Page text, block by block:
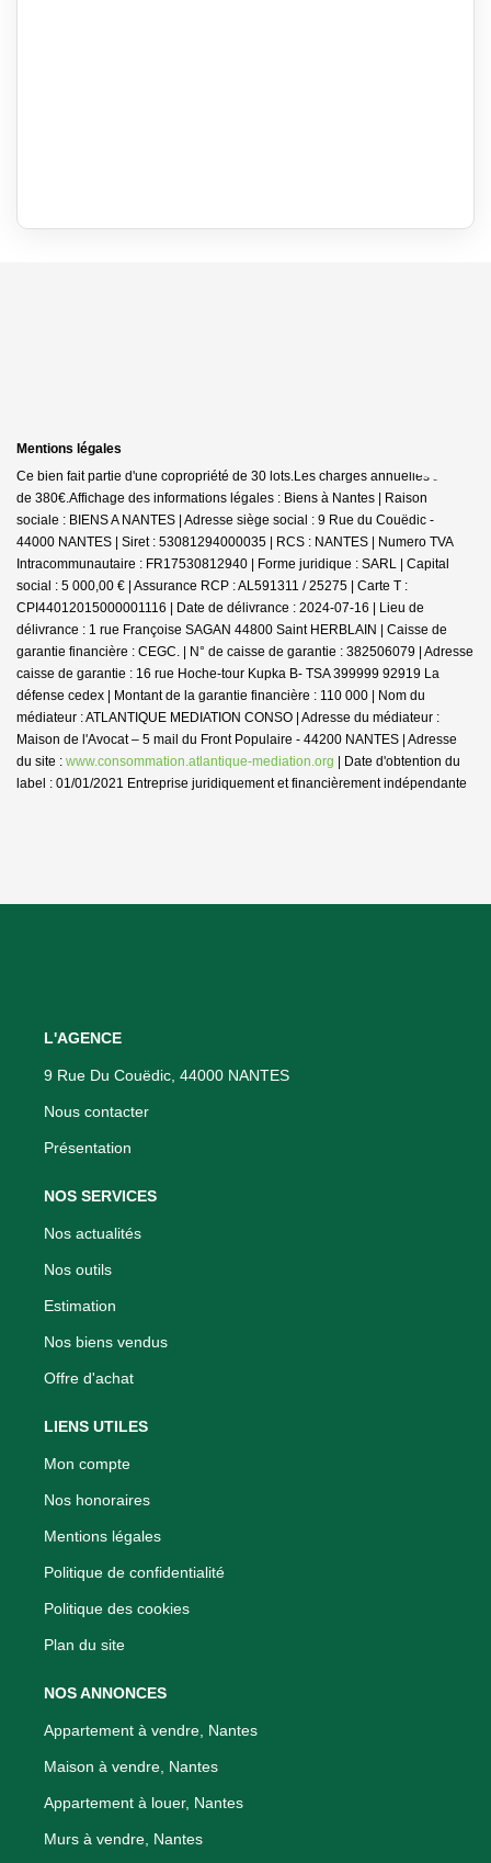
Mentions légales
Ce bien fait partie d'une copropriété de 30 lots.Les charges annuelles sont
de 380€.Affichage des informations légales : Biens à Nantes | Raison
sociale : BIENS A NANTES | Adresse siège social : 9 Rue du Couëdic -
44000 NANTES | Siret : 53081294000035 | RCS : NANTES | Numero TVA
Intracommunautaire : FR17530812940 | Forme juridique : SARL | Capital
social : 5 000,00 € | Assurance RCP : AL591311 / 25275 | Carte T :
CPI44012015000001116 | Date de délivrance : 2024-07-16 | Lieu de
délivrance : 1 rue Françoise SAGAN 44800 Saint HERBLAIN | Caisse de
garantie financière : CEGC. | N° de caisse de garantie : 382506079 | Adresse
caisse de garantie : 16 rue Hoche-tour Kupka B- TSA 399999 92919 La
défense cedex | Montant de la garantie financière : 110 000 | Nom du
médiateur : ATLANTIQUE MEDIATION CONSO | Adresse du médiateur :
Maison de l'Avocat – 5 mail du Front Populaire - 44200 NANTES | Adresse
du site : www.consommation.atlantique-mediation.org | Date d'obtention du
label : 01/01/2021 Entreprise juridiquement et financièrement indépendante
L'AGENCE
9 Rue Du Couëdic, 44000 NANTES
Nous contacter
Présentation
NOS SERVICES
Nos actualités
Nos outils
Estimation
Nos biens vendus
Offre d'achat
LIENS UTILES
Mon compte
Nos honoraires
Mentions légales
Politique de confidentialité
Politique des cookies
Plan du site
NOS ANNONCES
Appartement à vendre, Nantes
Maison à vendre, Nantes
Appartement à louer, Nantes
Murs à vendre, Nantes